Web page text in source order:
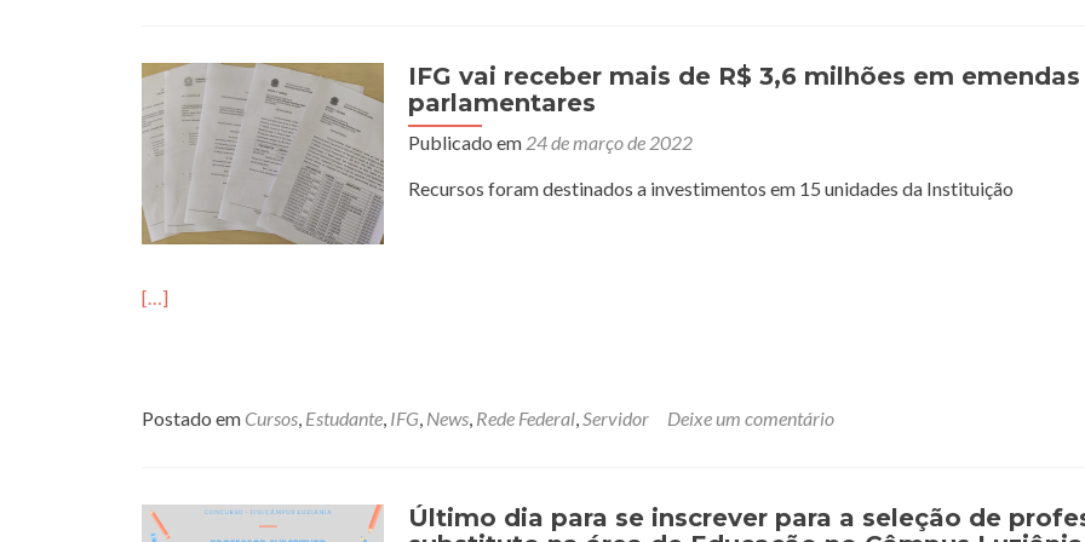
IFG vai receber mais de R$ 3,6 milhões em emendas
parlamentares
Publicado em 24 de março de 2022
Recursos foram destinados a investimentos em 15 unidades da Instituição
[…]
Postado em Cursos, Estudante, IFG, News, Rede Federal,Servidor Deixe um comentário
Último dia para se inscrever para a seleção de